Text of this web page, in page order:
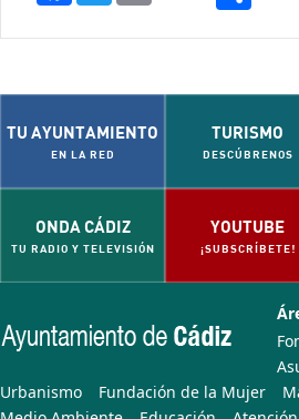
TU AYUNTAMIENTO
EN LA RED
TURISMO
DESCÚBRENOS
ONDA CÁDIZ
TU RADIO Y TELEVISIÓN
YOUTUBE
¡SUBSCRÍBETE!
Urbanismo
Fundación de la Mujer